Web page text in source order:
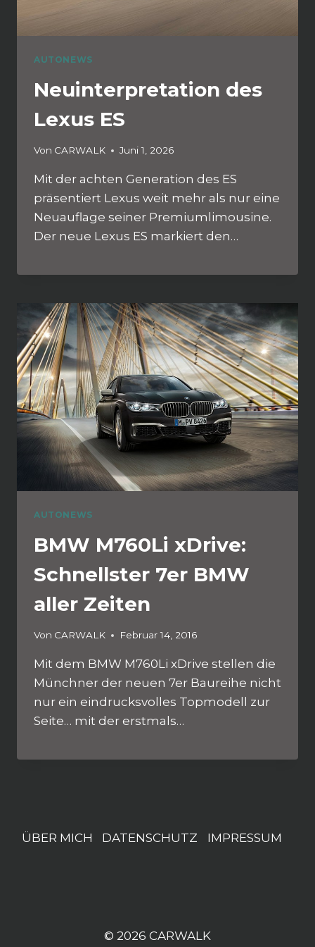
AUTONEWS
Neuinterpretation des
Lexus ES
Von CARWALK Juni 1, 2026
Mit der achten Generation des ES
präsentiert Lexus weit mehr als nur eine
Neuauflage seiner Premiumlimousine.
Der neue Lexus ES markiert den…
AUTONEWS
BMW M760Li xDrive:
Schnellster 7er BMW
aller Zeiten
Von CARWALK Februar 14, 2016
Mit dem BMW M760Li xDrive stellen die
Münchner der neuen 7er Baureihe nicht
nur ein eindrucksvolles Topmodell zur
Seite… mit der erstmals…
ÜBER MICH DATENSCHUTZ IMPRESSUM
© 2026 CARWALK